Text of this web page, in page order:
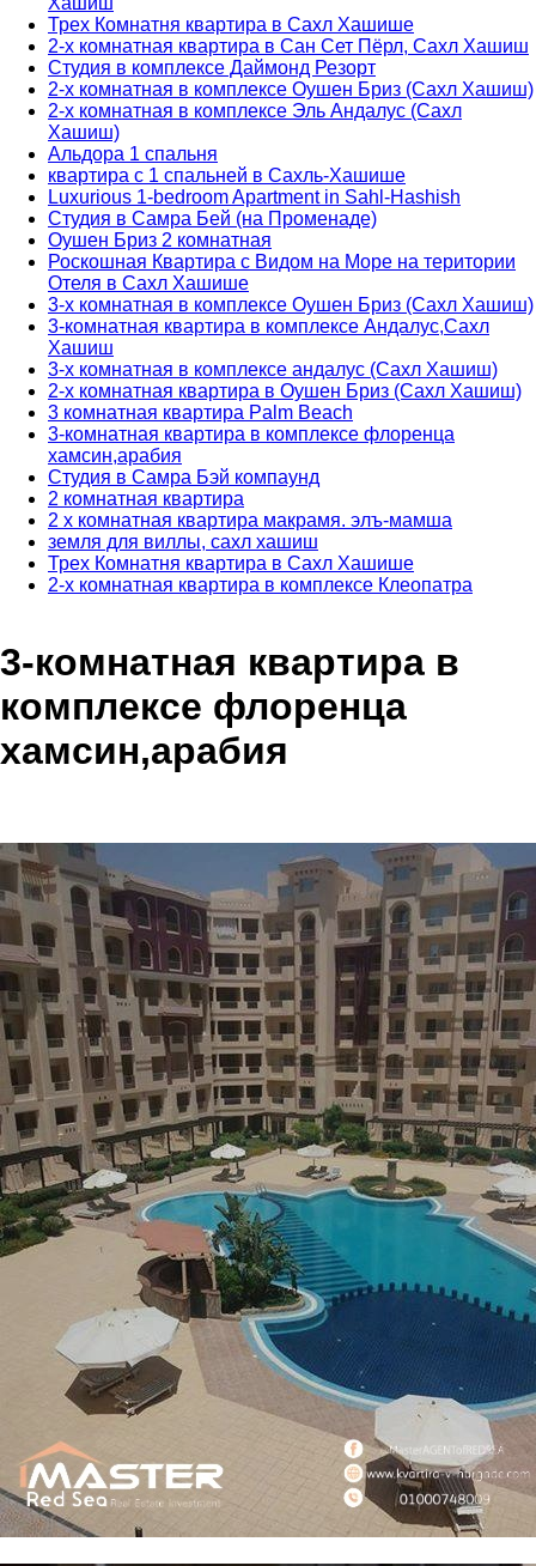
Трех Комнатня квартира в Сахл Хашише
2-х комнатная квартира в Сан Сет Пёрл, Сахл Хашиш
Студия в комплексе Даймонд Резорт
2-х комнатная в комплексе Оушен Бриз (Сахл Хашиш)
2-х комнатная в комплексе Эль Андалус (Сахл
Хашиш)
Альдора 1 спальня
квартира с 1 спальней в Сахль-Хашише
Luxurious 1-bedroom Apartment in Sahl-Hashish
Студия в Самра Бей (на Променаде)
Оушен Бриз 2 комнатная
Роскошная Квартира с Видом на Море на територии
Отеля в Сахл Хашише
3-х комнатная в комплексе Оушен Бриз (Сахл Хашиш)
3-комнатная квартира в комплексе Андалус,Сахл
Хашиш
3-х комнатная в комплексе андалус (Сахл Хашиш)
2-х комнатная квартира в Оушен Бриз (Сахл Хашиш)
3 комнатная квартира Palm Beach
3-комнатная квартира в комплексе флоренца
хамсин,арабия
Студия в Самра Бэй компаунд
2 комнатная квартира
2 х комнатная квартира макрамя. элъ-мамша
земля для виллы, сахл хашиш
Трех Комнатня квартира в Сахл Хашише
2-х комнатная квартира в комплексе Клеопатра
3-комнатная квартира в
комплексе флоренца
хамсин,арабия